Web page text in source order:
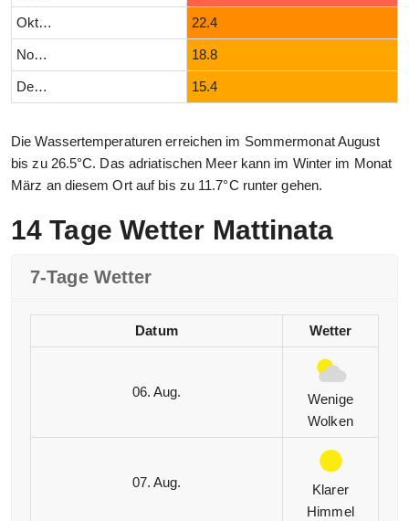
Oktober 22.4
November 18.8
Dezember 15.4
Die Wassertemperaturen erreichen im Sommermonat August
bis zu 26.5°C. Das adriatischen Meer kann im Winter im Monat
März an diesem Ort auf bis zu 11.7°C runter gehen.
14 Tage Wetter Mattinata
7-Tage Wetter
Datum Wetter
06. Aug.
Wenige
Wolken
07. Aug.
Klarer
Himmel